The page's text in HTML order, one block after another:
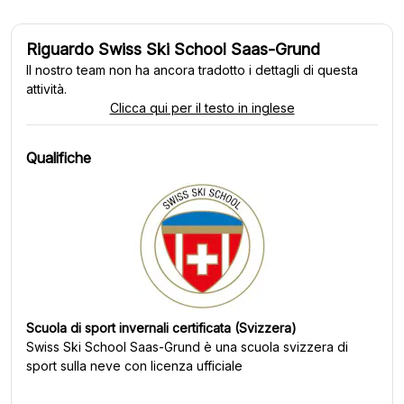
Riguardo Swiss Ski School Saas-Grund
Il nostro team non ha ancora tradotto i dettagli di questa
attività.
Clicca qui per il testo in inglese
Qualifiche
Scuola di sport invernali certificata (Svizzera)
Swiss Ski School Saas-Grund è una scuola svizzera di
sport sulla neve con licenza ufficiale